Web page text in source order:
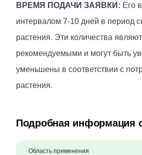
ВРЕМЯ ПОДАЧИ ЗАЯВКИ: Его
интервалом 7-10 дней в период
растения. Эти количества
рекомендуемыми и могут быть
уменьшены в соответствии с
растения.
Подробная информация
Область применения